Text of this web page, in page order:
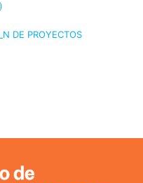
DE PROYECTOS